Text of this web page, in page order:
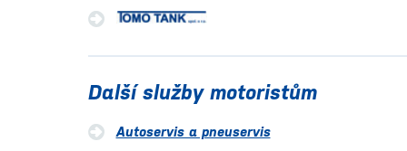
Další služby motoristům
Autoservis a pneuservis